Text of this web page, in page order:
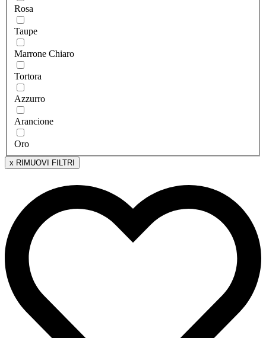
Rosa
Taupe
Marrone Chiaro
Tortora
Azzurro
Arancione
Oro
x RIMUOVI FILTRI